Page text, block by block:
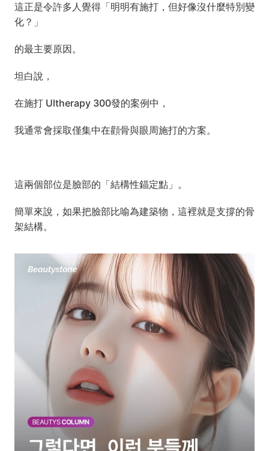
這正是令許多人覺得「明明有施打，但好像沒什麼特別變
化？」
的最主要原因。
坦白說，
在施打 Ultherapy 300發的案例中，
我通常會採取僅集中在顴骨與眼周施打的方案。
這兩個部位是臉部的「結構性錨定點」。
簡單來說，如果把臉部比喻為建築物，這裡就是支撐的骨
架結構。